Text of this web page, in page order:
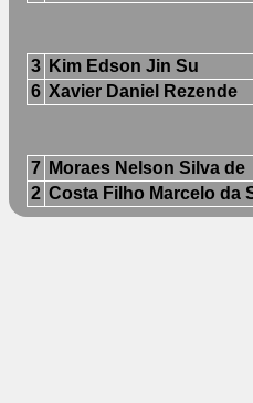
3 Kim Edson Jin Su
6 Xavier Daniel Rezende
7 Moraes Nelson Silva de
2 Costa Filho Marcelo da